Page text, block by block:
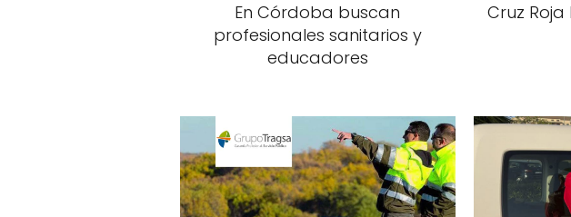
En Córdoba buscan
profesionales sanitarios y
educadores
Cruz